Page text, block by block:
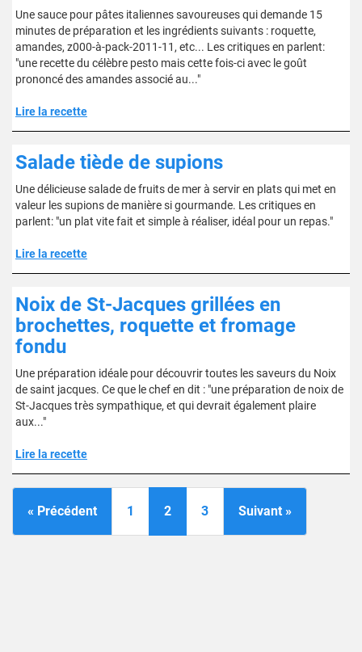
Une sauce pour pâtes italiennes savoureuses qui demande 15
minutes de préparation et les ingrédients suivants : roquette,
amandes, z000-à-pack-2011-11, etc... Les critiques en parlent:
"une recette du célèbre pesto mais cette fois-ci avec le goût
prononcé des amandes associé au..."
Lire la recette
Salade tiède de supions
Une délicieuse salade de fruits de mer à servir en plats qui met en
valeur les supions de manière si gourmande. Les critiques en
parlent: "un plat vite fait et simple à réaliser, idéal pour un repas."
Lire la recette
Noix de St-Jacques grillées en
brochettes, roquette et fromage
fondu
Une préparation idéale pour découvrir toutes les saveurs du Noix
de saint jacques. Ce que le chef en dit : "une préparation de noix de
St-Jacques très sympathique, et qui devrait également plaire
aux..."
Lire la recette
« Précédent 1 2 3 Suivant »